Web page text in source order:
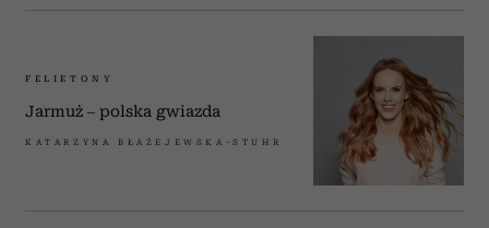
FELIETONY
Jarmuż – polska gwiazda
KATARZYNA BŁAŻEJEWSKA-STUHR